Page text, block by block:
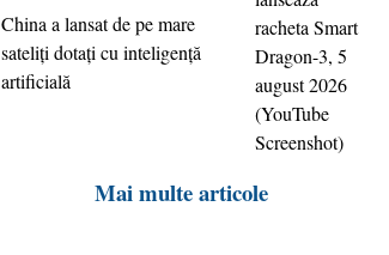
China a lansat de pe mare
sateliţi dotaţi cu inteligenţă
artificială
Mai multe articole